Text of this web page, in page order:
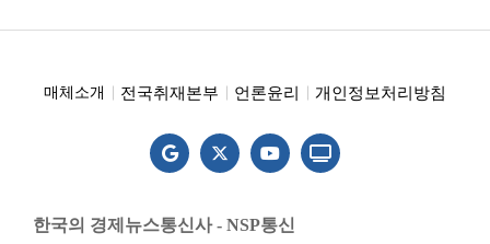
매체소개 전국취재본부 언론윤리 개인정보처리방침
한국의 경제뉴스통신사 - NSP통신